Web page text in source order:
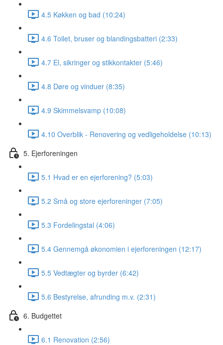
4.5 Køkken og bad (10:24)
4.6 Toilet, bruser og blandingsbatteri (2:33)
4.7 El, sikringer og stikkontakter (5:46)
4.8 Døre og vinduer (8:35)
4.9 Skimmelsvamp (10:08)
4.10 Overblik - Renovering og vedligeholdelse (10:13)
5. Ejerforeningen
5.1 Hvad er en ejerforening? (5:03)
5.2 Små og store ejerforeninger (7:05)
5.3 Fordelingstal (4:06)
5.4 Gennemgå økonomien i ejerforeningen (12:17)
5.5 Vedtægter og byrder (6:42)
5.6 Bestyrelse, afrunding m.v. (2:31)
6. Budgettet
6.1 Renovation (2:56)